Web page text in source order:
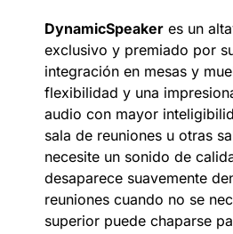
DynamicSpeaker es un
exclusivo y premiado por
integración en mesas y
flexibilidad y una
audio con mayor
sala de reuniones u otras
necesite un sonido de
desaparece suavemente
reuniones cuando no se
superior puede chaparse